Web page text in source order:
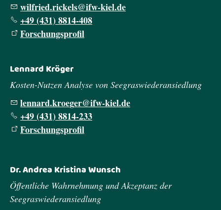
wlfr drck ls fw-k ld
+49 (431) 8814-408
Forschungsprofil
Lennard Kröger
Kosten-Nutzen Analyse von Seegraswiederansiedlung
l nn rdkr g r fw-k ld
+49 (431) 8814-233
Forschungsprofil
Dr. Andrea Kristina Wunsch
Öffentliche Wahrnehmung und Akzeptanz der
Seegraswiederansiedlung